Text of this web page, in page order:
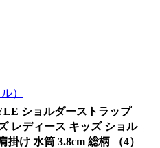
）
ショルダーストラップ
レディース キッズ ショル
け 水筒 3.8cm 総柄 （4）